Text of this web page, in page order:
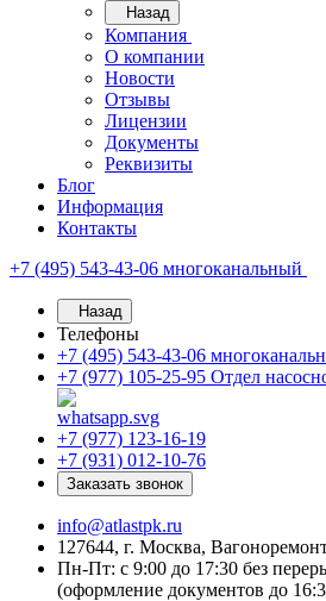
Назад
Компания
О компании
Новости
Отзывы
Лицензии
Документы
Реквизиты
Блог
Информация
Контакты
+7 (495) 543-43-06 многоканальный
Назад
Телефоны
+7 (495) 543-43-06
+7 (977) 105-25-95 Отдел
+7 (977) 123-16-19
+7 (931) 012-10-76
Заказать звонок
info@atlastpk.ru
127644, г. Москва,
Пн-Пт: с 9:00 до 17:30 без
(оформление документов до